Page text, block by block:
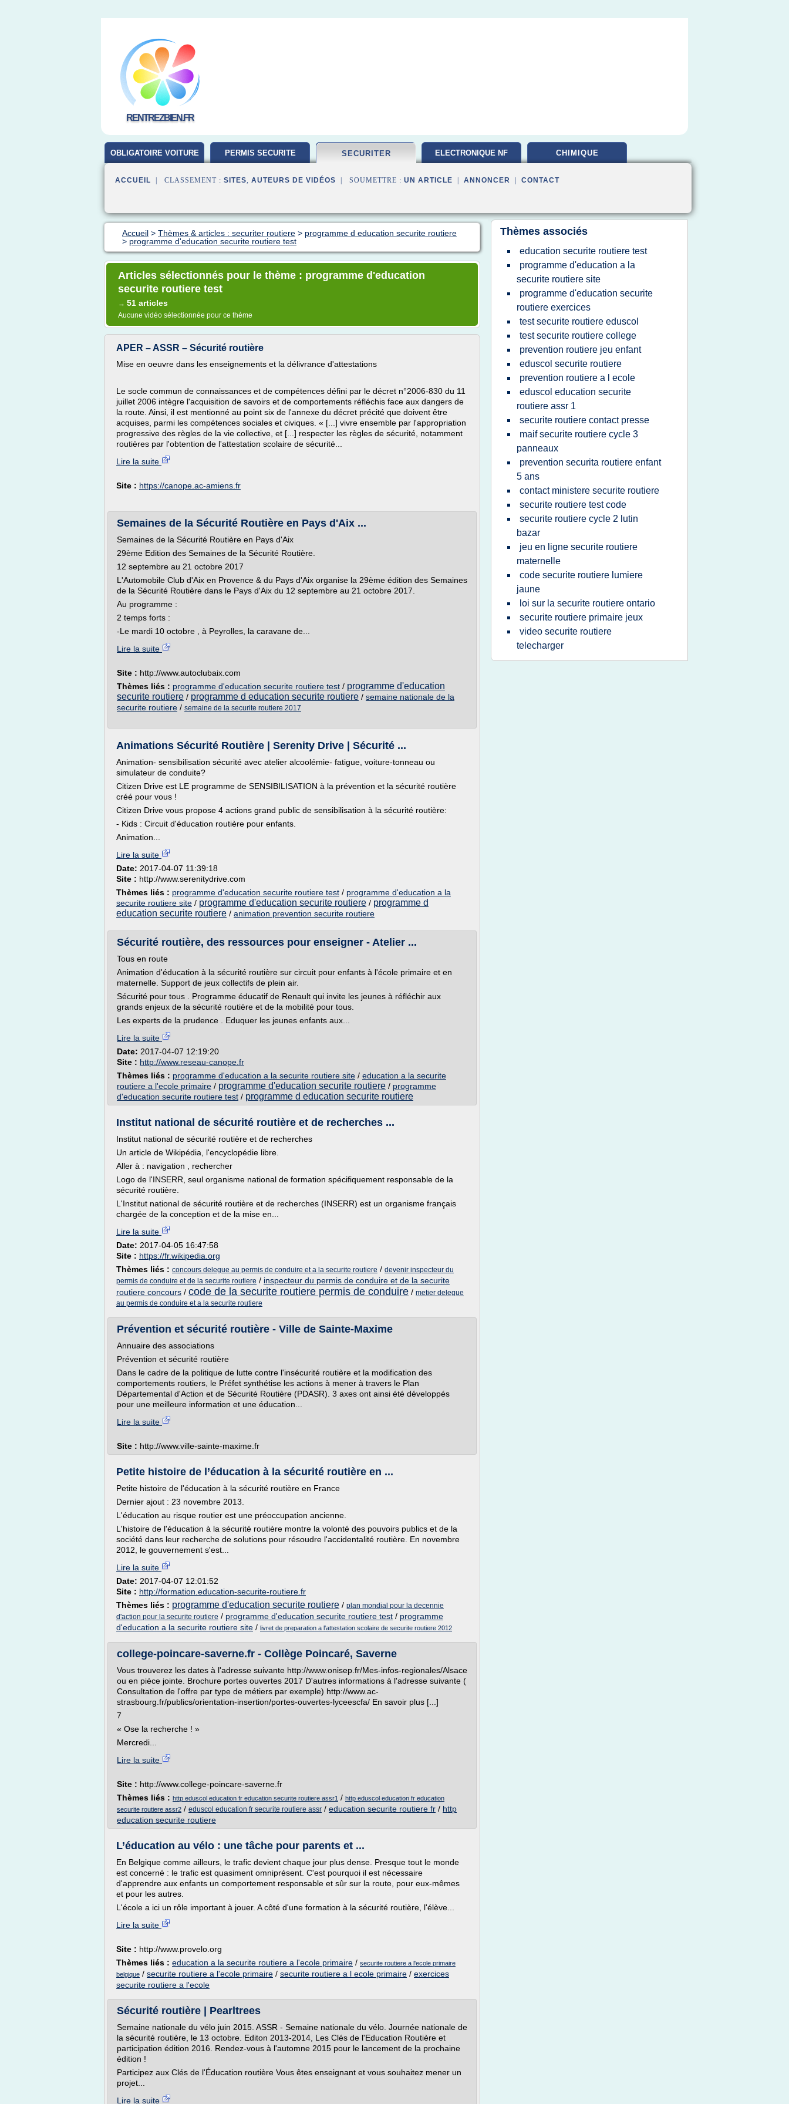
RENTREZBIEN.FR
OBLIGATOIRE VOITURE PERMIS SECURITE SECURITER ELECTRONIQUE NF CHIMIQUE
ACCUEIL | CLASSEMENT : SITES, AUTEURS DE VIDÉOS | SOUMETTRE : UN ARTICLE ANNONCER CONTACT
Accueil > Thèmes & articles : securiter routiere > programme d education securite routiere
> programme d'education securite routiere test
Articles sélectionnés pour le thème : programme d'education
securite routiere test
→ 51 articles
Aucune vidéo sélectionnée pour ce thème
APER – ASSR – Sécurité routière
Mise en oeuvre dans les enseignements et la délivrance d'attestations
Le socle commun de connaissances et de compétences défini par le décret n°2006-830 du 11
juillet 2006 intègre l'acquisition de savoirs et de comportements réfléchis face aux dangers de
la route. Ainsi, il est mentionné au point six de l'annexe du décret précité que doivent être
acquises, parmi les compétences sociales et civiques. « [...] vivre ensemble par l'appropriation
progressive des règles de la vie collective, et [...] respecter les règles de sécurité, notamment
routières par l'obtention de l'attestation scolaire de sécurité...
Lire la suite
Site : https://canope.ac-amiens.fr
Semaines de la Sécurité Routière en Pays d'Aix ...
Semaines de la Sécurité Routière en Pays d'Aix
29ème Edition des Semaines de la Sécurité Routière.
12 septembre au 21 octobre 2017
L'Automobile Club d'Aix en Provence & du Pays d'Aix organise la 29ème édition des Semaines
de la Sécurité Routière dans le Pays d'Aix du 12 septembre au 21 octobre 2017.
Au programme :
2 temps forts :
-Le mardi 10 octobre , à Peyrolles, la caravane de...
Lire la suite
Site : http://www.autoclubaix.com
Thèmes liés : programme d'education securite routiere test / programme d'education
securite routiere / programme d education securite routiere / semaine nationale de la
securite routiere / semaine de la securite routiere 2017
Animations Sécurité Routière | Serenity Drive | Sécurité ...
Animation- sensibilisation sécurité avec atelier alcoolémie- fatigue, voiture-tonneau ou
simulateur de conduite?
Citizen Drive est LE programme de SENSIBILISATION à la prévention et la sécurité routière
créé pour vous !
Citizen Drive vous propose 4 actions grand public de sensibilisation à la sécurité routière:
- Kids : Circuit d'éducation routière pour enfants.
Animation...
Lire la suite
Date: 2017-04-07 11:39:18
Site : http://www.serenitydrive.com
Thèmes liés : programme d'education securite routiere test / programme d'education a la
securite routiere site / programme d'education securite routiere / programme d
education securite routiere / animation prevention securite routiere
Sécurité routière, des ressources pour enseigner - Atelier ...
Tous en route
Animation d'éducation à la sécurité routière sur circuit pour enfants à l'école primaire et en
maternelle. Support de jeux collectifs de plein air.
Sécurité pour tous . Programme éducatif de Renault qui invite les jeunes à réfléchir aux
grands enjeux de la sécurité routière et de la mobilité pour tous.
Les experts de la prudence . Eduquer les jeunes enfants aux...
Lire la suite
Date: 2017-04-07 12:19:20
Site : http://www.reseau-canope.fr
Thèmes liés : programme d'education a la securite routiere site / education a la securite
routiere a l'ecole primaire / programme d'education securite routiere / programme
d'education securite routiere test / programme d education securite routiere
Institut national de sécurité routière et de recherches ...
Institut national de sécurité routière et de recherches
Un article de Wikipédia, l'encyclopédie libre.
Aller à : navigation , rechercher
Logo de l'INSERR, seul organisme national de formation spécifiquement responsable de la
sécurité routière.
L'Institut national de sécurité routière et de recherches (INSERR) est un organisme français
chargée de la conception et de la mise en...
Lire la suite
Date: 2017-04-05 16:47:58
Site : https://fr.wikipedia.org
Thèmes liés : concours delegue au permis de conduire et a la securite routiere / devenir inspecteur du
permis de conduire et de la securite routiere / inspecteur du permis de conduire et de la securite
routiere concours / code de la securite routiere permis de conduire / metier delegue
au permis de conduire et a la securite routiere
Prévention et sécurité routière - Ville de Sainte-Maxime
Annuaire des associations
Prévention et sécurité routière
Dans le cadre de la politique de lutte contre l'insécurité routière et la modification des
comportements routiers, le Préfet synthétise les actions à mener à travers le Plan
Départemental d'Action et de Sécurité Routière (PDASR). 3 axes ont ainsi été développés
pour une meilleure information et une éducation...
Lire la suite
Site : http://www.ville-sainte-maxime.fr
Petite histoire de l’éducation à la sécurité routière en ...
Petite histoire de l'éducation à la sécurité routière en France
Dernier ajout : 23 novembre 2013.
L'éducation au risque routier est une préoccupation ancienne.
L'histoire de l'éducation à la sécurité routière montre la volonté des pouvoirs publics et de la
société dans leur recherche de solutions pour résoudre l'accidentalité routière. En novembre
2012, le gouvernement s'est...
Lire la suite
Date: 2017-04-07 12:01:52
Site : http://formation.education-securite-routiere.fr
Thèmes liés : programme d'education securite routiere / plan mondial pour la decennie
d'action pour la securite routiere / programme d'education securite routiere test / programme
d'education a la securite routiere site / livret de preparation a l'attestation scolaire de securite routiere 2012
college-poincare-saverne.fr - Collège Poincaré, Saverne
Vous trouverez les dates à l'adresse suivante http://www.onisep.fr/Mes-infos-regionales/Alsace
ou en pièce jointe. Brochure portes ouvertes 2017 D'autres informations à l'adresse suivante (
Consultation de l'offre par type de métiers par exemple) http://www.ac-
strasbourg.fr/publics/orientation-insertion/portes-ouvertes-lyceescfa/ En savoir plus [...]
7
« Ose la recherche ! »
Mercredi...
Lire la suite
Site : http://www.college-poincare-saverne.fr
Thèmes liés : http eduscol education fr education securite routiere assr1 / http eduscol education fr education
securite routiere assr2 / eduscol education fr securite routiere assr / education securite routiere fr / http
education securite routiere
L’éducation au vélo : une tâche pour parents et ...
En Belgique comme ailleurs, le trafic devient chaque jour plus dense. Presque tout le monde
est concerné : le trafic est quasiment omniprésent. C'est pourquoi il est nécessaire
d'apprendre aux enfants un comportement responsable et sûr sur la route, pour eux-mêmes
et pour les autres.
L'école a ici un rôle important à jouer. A côté d'une formation à la sécurité routière, l'élève...
Lire la suite
Site : http://www.provelo.org
Thèmes liés : education a la securite routiere a l'ecole primaire / securite routiere a l'ecole primaire
belgique / securite routiere a l'ecole primaire / securite routiere a l ecole primaire / exercices
securite routiere a l'ecole
Sécurité routière | Pearltrees
Semaine nationale du vélo juin 2015. ASSR - Semaine nationale du vélo. Journée nationale de
la sécurité routière, le 13 octobre. Editon 2013-2014, Les Clés de l'Education Routière et
participation édition 2016. Rendez-vous à l'automne 2015 pour le lancement de la prochaine
édition !
Participez aux Clés de l'Éducation routière Vous êtes enseignant et vous souhaitez mener un
projet...
Lire la suite
Thèmes associés
education securite routiere test
programme d'education a la
securite routiere site
programme d'education securite
routiere exercices
test securite routiere eduscol
test securite routiere college
prevention routiere jeu enfant
eduscol securite routiere
prevention routiere a l ecole
eduscol education securite
routiere assr 1
securite routiere contact presse
maif securite routiere cycle 3
panneaux
prevention securita routiere enfant
5 ans
contact ministere securite routiere
securite routiere test code
securite routiere cycle 2 lutin
bazar
jeu en ligne securite routiere
maternelle
code securite routiere lumiere
jaune
loi sur la securite routiere ontario
securite routiere primaire jeux
video securite routiere
telecharger